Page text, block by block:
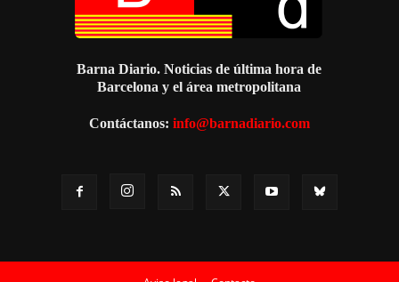
Barna Diario. Noticias de última hora de
Barcelona y el área metropolitana
Contáctanos: info@barnadiario.com